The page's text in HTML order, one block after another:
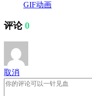
GIF动画
评论0
取消